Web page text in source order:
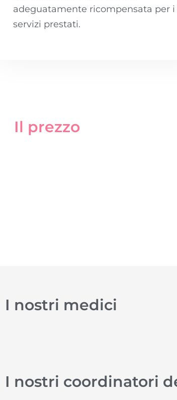
adeguatamente ricompensata per i
servizi prestati.
Il prezzo
I nostri medici
I nostri coordinatori